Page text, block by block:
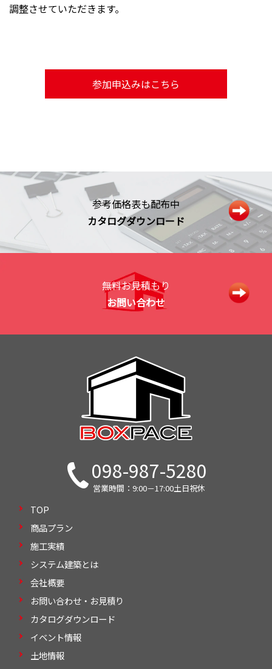
調整させていただきます。
参加申込みはこちら
参考価格表も配布中
カタログダウンロード
無料お見積もり
お問い合わせ
098-987-5280
営業時間：9:00－17:00土日祝休
TOP
商品プラン
施工実績
システム建築とは
会社概要
お問い合わせ・お見積り
カタログダウンロード
イベント情報
土地情報